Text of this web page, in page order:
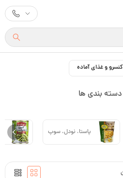
کنسرو و غذای آماده
دسته بندی ها
پاستا، نودل، سوپ